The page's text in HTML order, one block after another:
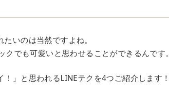
いのは当然ですよね。
クでも可愛いと思わせることができるんです
」と思われるLINEテクを4つご紹介します